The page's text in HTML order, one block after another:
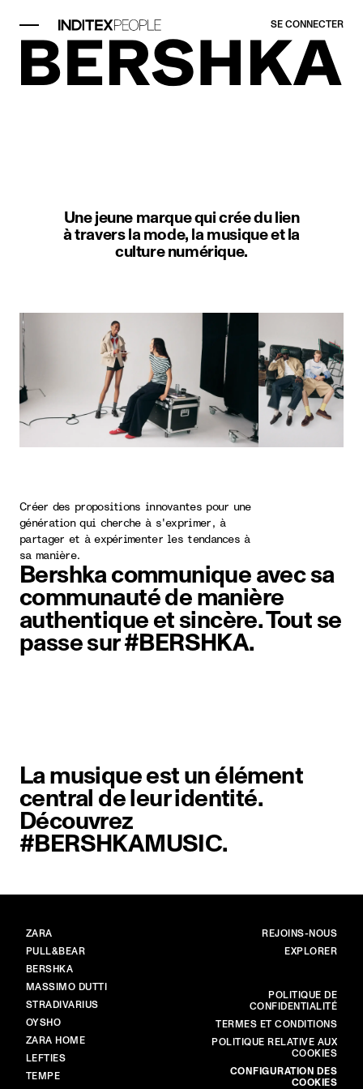
SE CONNECTER
Une jeune marque qui crée du lien
à travers la mode, la musique et la
culture numérique.
Créer des propositions innovantes pour une
génération qui cherche à s'exprimer, à
partager et à expérimenter les tendances à
sa manière.
Bershka communique avec sa
communauté de manière
authentique et sincère. Tout se
passe sur #BERSHKA.
La musique est un élément
central de leur identité.
Découvrez
#BERSHKAMUSIC.
MARQUES
ZARA
PULL&BEAR
BERSHKA
MASSIMO DUTTI
STRADIVARIUS
OYSHO
ZARA HOME
LEFTIES
TEMPE
PRINCIPAL
REJOINS-NOUS
EXPLORER
POLITIQUE DE
CONFIDENTIALITÉ
TERMES ET CONDITIONS
POLITIQUE RELATIVE AUX
COOKIES
CONFIGURATION DES
COOKIES